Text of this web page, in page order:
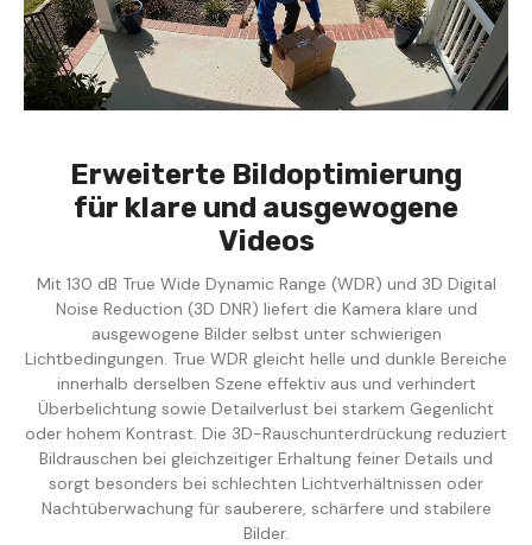
Erweiterte Bildoptimierung
für klare und ausgewogene
Videos
Mit 130 dB True Wide Dynamic Range (WDR) und 3D Digital
Noise Reduction (3D DNR) liefert die Kamera klare und
ausgewogene Bilder selbst unter schwierigen
Lichtbedingungen. True WDR gleicht helle und dunkle Bereiche
innerhalb derselben Szene effektiv aus und verhindert
Überbelichtung sowie Detailverlust bei starkem Gegenlicht
oder hohem Kontrast. Die 3D-Rauschunterdrückung reduziert
Bildrauschen bei gleichzeitiger Erhaltung feiner Details und
sorgt besonders bei schlechten Lichtverhältnissen oder
Nachtüberwachung für sauberere, schärfere und stabilere
Bilder.